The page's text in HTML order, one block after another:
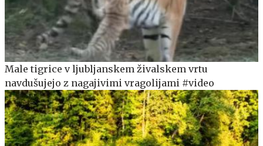
Male tigrice v ljubljanskem živalskem vrtu
navdušujejo z nagajivimi vragolijami #video